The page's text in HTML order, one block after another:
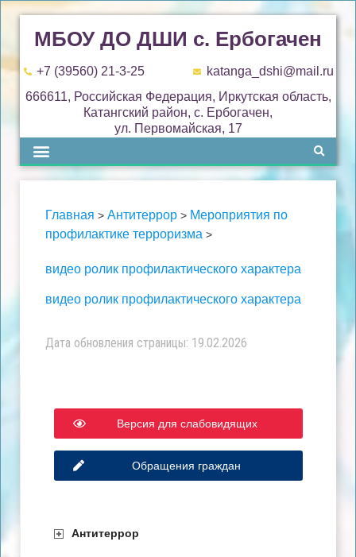
МБОУ ДО ДШИ с. Ербогачен
+7 (39560) 21-3-25
katanga_dshi@mail.ru
666611, Российская Федерация, Иркутская область,
Катангский район, с. Ербогачен,
ул. Первомайская, 17
Главная > Антитеррор > Мероприятия по
профилактике терроризма >
видео ролик профилактического характера
видео ролик профилактического характера
Дата обновления страницы: 19.02.2026
Версия для слабовидящих
Обращения граждан
Антитеррор